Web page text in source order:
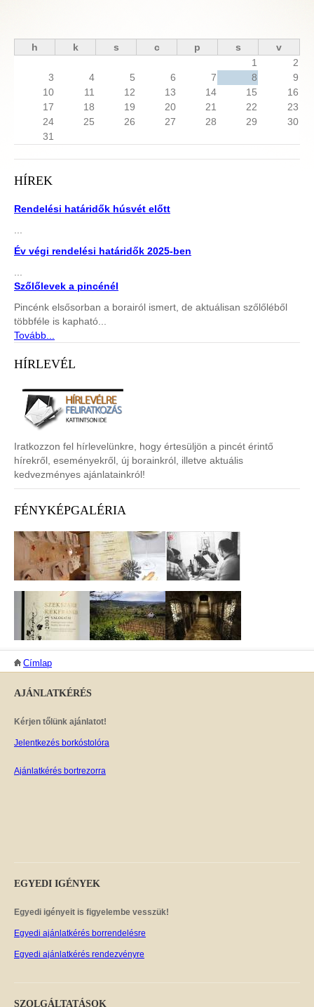
h k s c p s
v
1
2
3
4 5 6 7 8
9
10
11 12 13 14 15
16
17
18 19 20 21 22
23
24
25 26 27 28 29
30
31
HÍREK
Rendelési határidők húsvét előtt
Év végi rendelési határidők 2025-ben
Szőlőlevek a pincénél
Pincénk elsősorban a borairól ismert, de aktuálisan szőlőléből
többféle is kapható...
Tovább...
HÍRLEVÉL
Iratkozzon fel hírlevelünkre, hogy értesüljön a pincét érintő
hírekről, eseményekről, új borainkról, illetve aktuális
kedvezményes ajánlatainkról!
FÉNYKÉPGALÉRIA
JELENLEGI HELY
Címlap
AJÁNLATKÉRÉS
Kérjen tőlünk ajánlatot!
Jelentkezés borkóstolóra
Ajánlatkérés bortrezorra
EGYEDI IGÉNYEK
Egyedi igényeit is figyelembe vesszük!
Egyedi ajánlatkérés borrendelésre
Egyedi ajánlatkérés rendezvényre
SZOLGÁLTATÁSOK